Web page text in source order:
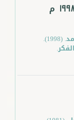
م
الدميري، كمال الدين محمد. (1998).